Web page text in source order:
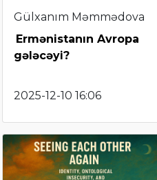
Gülxanım Məmmədova
Ermənistanın Avropa
gələcəyi?
2025-12-10 16:06